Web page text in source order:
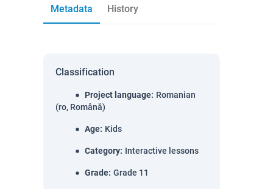
Metadata History
Classification
Project language: Romanian
(ro, Română)
Age: Kids
Category: Interactive lessons
Grade: Grade 11